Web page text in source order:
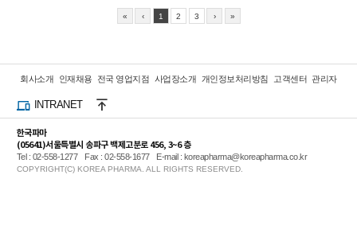
« ‹ 1 2 3 › »
회사소개 인재채용 전국 영업지점 사업장소개 개인정보처리방침 고객센터 관리자
INTRANET
한국파마
(05641)서울특별시 송파구 백제고분로 456, 3~6 층
Tel : 02-558-1277 Fax : 02-558-1677 E-mail : koreapharma@koreapharma.co.kr
COPYRIGHT(C) KOREA PHARMA. ALL RIGHTS RESERVED.